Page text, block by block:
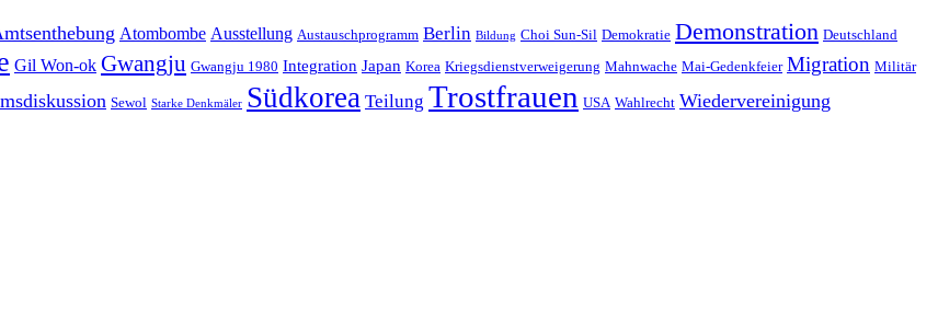
Atombombe Ausstellung Austauschprogramm Berlin Bildung Choi Sun-Sil Demokratie Demonstration Deutschland
Gil Won-ok Gwangju Gwangju 1980 Integration Japan Korea Kriegsdienstverweigerung Mahnwache Mai-Gedenkfeier Migration Militär
Sewol Starke Denkmäler Südkorea Teilung Trostfrauen USA Wahlrecht Wiedervereinigung